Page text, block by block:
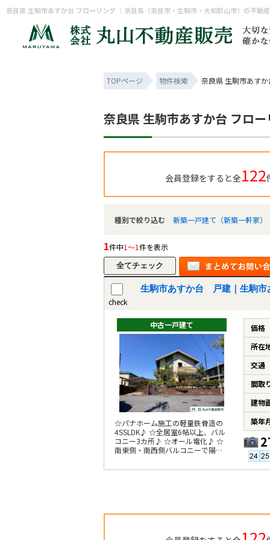
奈良県 生駒市あすか台 フローリング ｜奈良県（奈良市・生駒市・大和郡山市）の不動
TOPページ 物件検索 奈良県 生駒市あす
奈良県 生駒市あすか台 フロ
会員登録をすると全122
種別で絞り込む 新築一戸建て（新築一軒家）
1件中1～1件を表示
check
生駒市あすか台 戸建｜生駒市
中古一戸建て
☆パナホーム施工の軽量鉄骨造の
4SSLDK♪ ☆全居室6帖以上、バル
コニー3カ所♪ ☆オール電化♪ ☆
南東側・南西側バルコニーで陽当
価格
所在
交通
間取
建物
築年